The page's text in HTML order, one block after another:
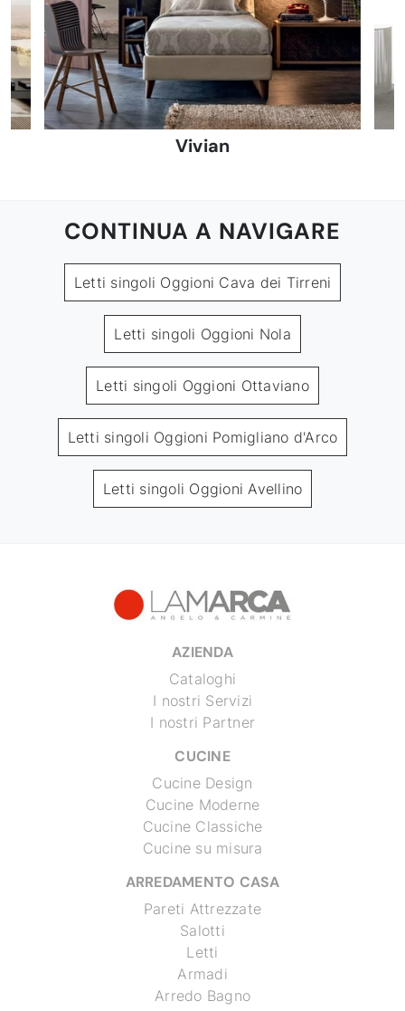
Vivian
CONTINUA A NAVIGARE
Letti singoli Oggioni Cava dei Tirreni
Letti singoli Oggioni Nola
Letti singoli Oggioni Ottaviano
Letti singoli Oggioni Pomigliano d'Arco
Letti singoli Oggioni Avellino
AZIENDA
Cataloghi
I nostri Servizi
I nostri Partner
CUCINE
Cucine Design
Cucine Moderne
Cucine Classiche
Cucine su misura
ARREDAMENTO CASA
Pareti Attrezzate
Salotti
Letti
Armadi
Arredo Bagno